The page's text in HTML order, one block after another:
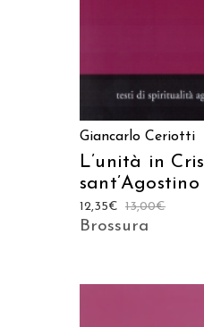
Giancarlo Ceriotti
L’unità in
sant’Agostino
13,00€
12,35€
Brossura